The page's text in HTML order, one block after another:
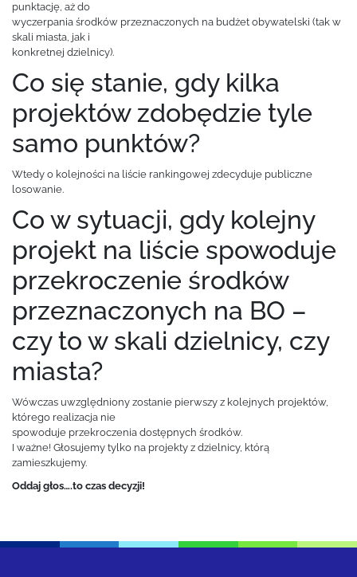
punktację, aż do
wyczerpania środków przeznaczonych na budżet obywatelski (tak w
skali miasta, jak i
konkretnej dzielnicy).
Co się stanie, gdy kilka
projektów zdobędzie tyle
samo punktów?
Wtedy o kolejności na liście rankingowej zdecyduje publiczne
losowanie.
Co w sytuacji, gdy kolejny
projekt na liście spowoduje
przekroczenie środków
przeznaczonych na BO –
czy to w skali dzielnicy, czy
miasta?
Wówczas uwzględniony zostanie pierwszy z kolejnych projektów,
którego realizacja nie
spowoduje przekroczenia dostępnych środków.
I ważne! Głosujemy tylko na projekty z dzielnicy, którą
zamieszkujemy.
Oddaj głos….to czas decyzji!